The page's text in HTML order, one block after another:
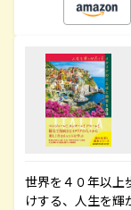
世界を４０年以上
けする、人生を輝